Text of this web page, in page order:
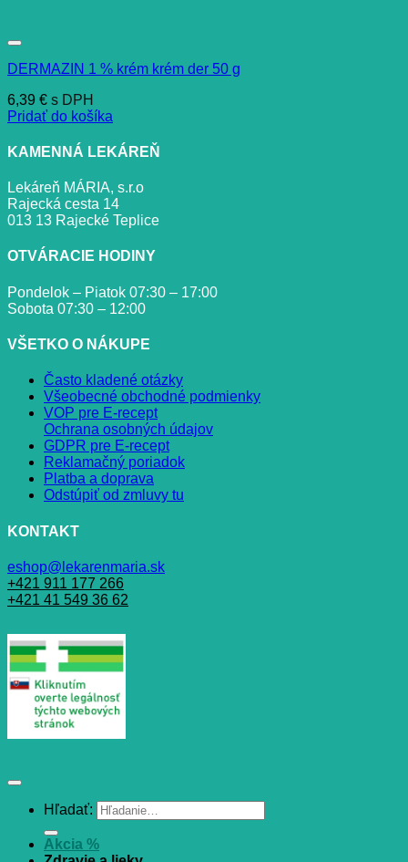
DERMAZIN 1 % krém krém der 50 g
6,39 € s DPH
Pridať do košíka
KAMENNÁ LEKÁREŇ
Lekáreň MÁRIA, s.r.o
Rajecká cesta 14
013 13 Rajecké Teplice
OTVÁRACIE HODINY
Pondelok – Piatok 07:30 – 17:00
Sobota 07:30 – 12:00
VŠETKO O NÁKUPE
Často kladené otázky
Všeobecné obchodné podmienky
VOP pre E-recept
Ochrana osobných údajov
GDPR pre E-recept
Reklamačný poriadok
Platba a doprava
Odstúpiť od zmluvy tu
KONTAKT
eshop@lekarenmaria.sk
+421 911 177 266
+421 41 549 36 62
Hľadať:
Akcia %